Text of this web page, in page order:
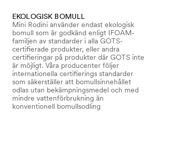
EKOLOGISK BOMULL
Mini Rodini använder endast ekologisk
bomull som är godkänd enligt IFOAM-
familjen av standarder i alla GOTS-
certifierade produkter, eller andra
certifieringar på produkter där GOTS inte
är möjligt. Våra producenter följer
internationella certifierings standarder
som säkerställer att bomullsinnehållet
odlas utan bekämpningsmedel och med
mindre vattenförbrukning än
konventionell bomullsodling